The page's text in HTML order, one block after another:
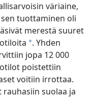
väriaine,
tuottaminen oli
merestä suuret
*. Yhden
jopa 12 000
poistettiin
voitiin irrottaa.
suolaa ja